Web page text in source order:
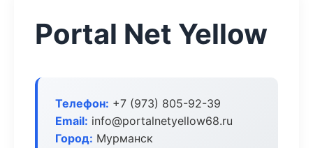
Portal Net Yellow
Телефон: +7 (973) 805-92-39
Email: info@portalnetyellow68.ru
Город: Мурманск